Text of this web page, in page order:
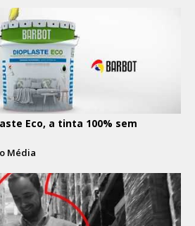
Eco, a tinta 100% sem
Média